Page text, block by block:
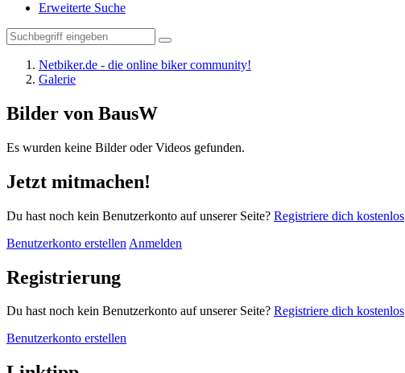
Erweiterte Suche
Netbiker.de - die online biker community!
Galerie
Bilder von BausW
Es wurden keine Bilder oder Videos gefunden.
Jetzt mitmachen!
Du hast noch kein Benutzerkonto auf unserer Seite? Registriere dich kostenlos
Benutzerkonto erstellen Anmelden
Registrierung
Du hast noch kein Benutzerkonto auf unserer Seite? Registriere dich kostenlos
Benutzerkonto erstellen